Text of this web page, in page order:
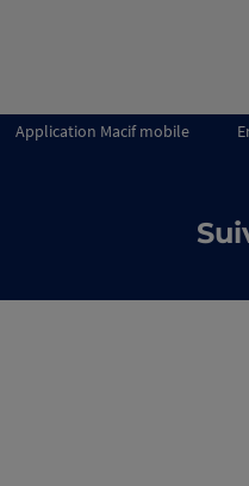
Application Macif mobile